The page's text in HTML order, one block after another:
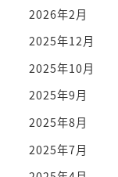
2026年2月
2025年12月
2025年10月
2025年9月
2025年8月
2025年7月